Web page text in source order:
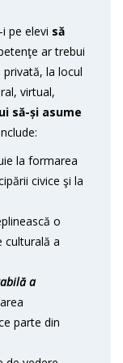
pe elevi să
ar trebui
la locul
virtual,
să-și asume
la formarea
civice şi la
o
culturală a
a
parte din